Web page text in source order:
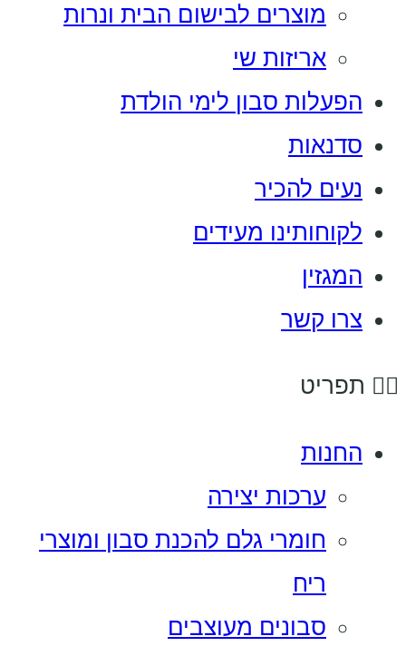
מוצרים לבישום הבית ונרות
אריזות שי
הפעלות סבון לימי הולדת
סדנאות
נעים להכיר
לקוחותינו מעידים
המגזין
צרו קשר
תפריט
החנות
ערכות יצירה
חומרי גלם להכנת סבון ומוצרי
ריח
סבונים מעוצבים